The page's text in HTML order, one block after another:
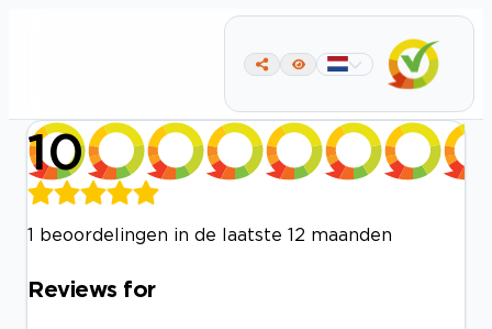
10
1 beoordelingen in de laatste 12 maanden
Reviews for